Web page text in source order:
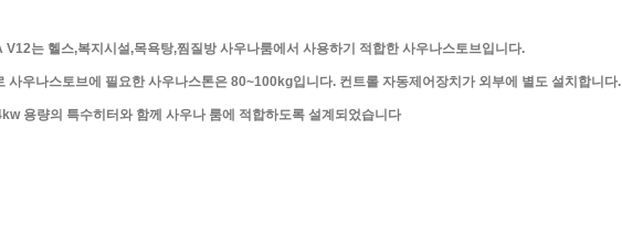
V12는 헬스,복지시설,목욕탕,찜질방 사우나룸에서 사용하기 적합한 사우나스토브입니다.
사우나스토브에 필요한 사우나스톤은 80~100kg입니다. 컨트롤 자동제어장치가 외부에 별도 설치합니다.
용량의 특수히터와 함께 사우나 룸에 적합하도록 설계되었습니다